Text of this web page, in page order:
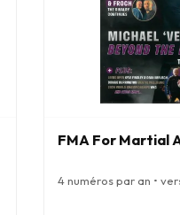
FMA For Martial
4 numéros par an •